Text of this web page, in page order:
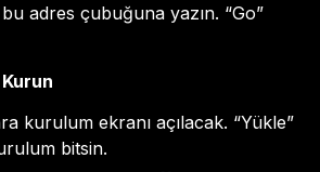
adres çubuğuna yazın. “Go”
kurulum ekranı açılacak. “Yükle”
bitsin.